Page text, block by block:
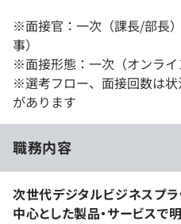
※面接官：一次（課長/部長
事）
※面接形態：一次（オンライ
※選考フロー、面接回数は
があります
職務内容
次世代デジタルビジネスプラ
中心とした製品・サービスで